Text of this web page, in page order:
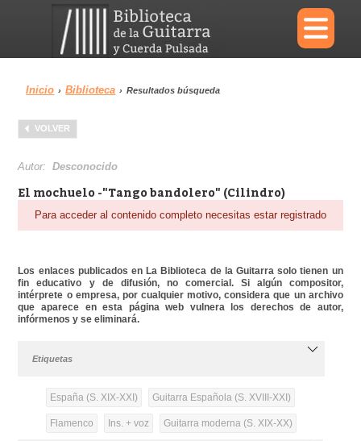
×
Menu
Biblioteca
Inicio › Biblioteca › Resultados búsqueda
VOLVER
Autor:Desconocido
El mochuelo -"Tango bandolero" (Cilindro)
Para acceder al contenido completo necesitas estar registrado
Los enlaces publicados en La Biblioteca de la Guitarra solo tienen un
fin educativo y de difusión, no comercial. Si algún compositor,
intérprete o empresa, por cualquier motivo, considera que un archivo
que aparece en esta página web vulnera los derechos de autor,
infórmenos y se eliminará.
Etiquetas
España (S. XIX-XXI) Guitarra Española (S. XVIII-XXI)
Flamenco Ins. + voz Guitarra moderna (S. XIX-XX)